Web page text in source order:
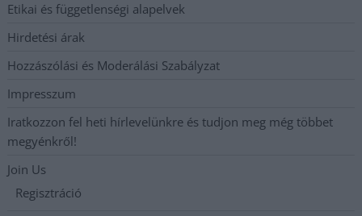
Etikai és függetlenségi alapelvek
Hirdetési árak
Hozzászólási és Moderálási Szabályzat
Impresszum
Iratkozzon fel heti hírlevelünkre és tudjon meg még többet
megyénkről!
Join Us
Regisztráció